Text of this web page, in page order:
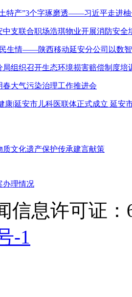
土特产”3个字琢磨透——习近平走进
支联合职场浩琪物业开展消防安全
生情——陕西移动延安分公司以数
组织召开生态环境损害赔偿制度培
春大气污染治理工作推进会
康|延安市儿科医联体正式成立 延安
文化遗产保护传承建言献策
办理情况
信息许可证：
-1